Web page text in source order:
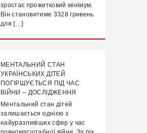
зростає прожитковий мінімум.
Він становитиме 3328 гривень
для […]
МЕНТАЛЬНИЙ СТАН
УКРАЇНСЬКИХ ДІТЕЙ
ПОГІРШУЄТЬСЯ ПІД ЧАС
ВІЙНИ – ДОСЛІДЖЕННЯ
Ментальний стан дітей
залишається однією з
найуразливіших сфер у час